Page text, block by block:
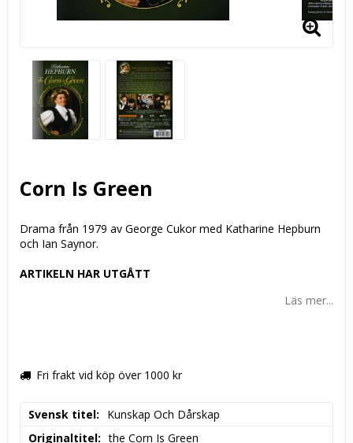
Corn Is Green
Drama från 1979 av George Cukor med Katharine Hepburn
och Ian Saynor.
ARTIKELN HAR UTGÅTT
Läs mer...
Fri frakt vid köp över 1000 kr
Svensk titel
Kunskap Och Dårskap
Originaltitel
the Corn Is Green